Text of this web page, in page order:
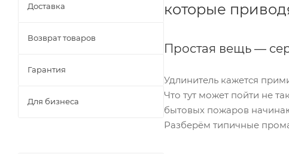
которые
Простая вещь —
Удлинитель кажется
Что тут может пойти не
бытовых пожаров
Разберём типичные
Доставка
Возврат товаров
Гарантия
Для бизнеса